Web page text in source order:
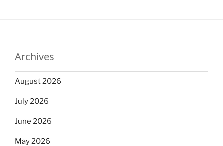
Archives
August 2026
July 2026
June 2026
May 2026